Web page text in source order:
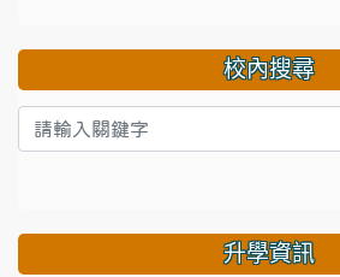
校內搜尋
升學資訊